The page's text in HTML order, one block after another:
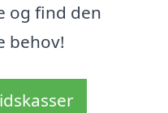
og find den
behov!